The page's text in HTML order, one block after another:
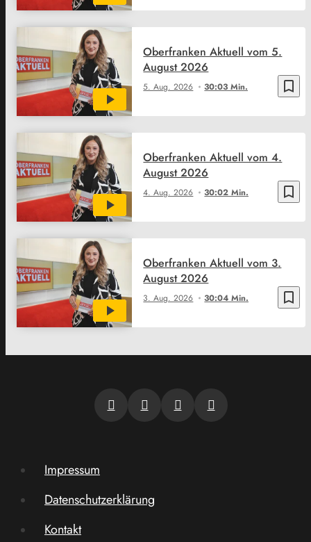
bookmark_border
5. Aug. 2026 30:03 Min.
Oberfranken Aktuell vom 5.
August 2026
bookmark_border
4. Aug. 2026 30:02 Min.
Oberfranken Aktuell vom 4.
August 2026
bookmark_border
3. Aug. 2026 30:04 Min.
Oberfranken Aktuell vom 3.
August 2026
Impressum
Datenschutzerklärung
Kontakt